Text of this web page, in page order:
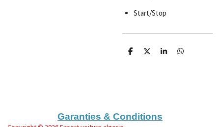
Start/Stop
P
P
P
P
Garanties & Conditions